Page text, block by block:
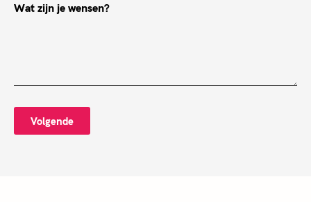
Wat zijn je wensen?
Volgende